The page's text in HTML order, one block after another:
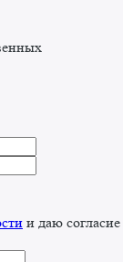
и даю согласие